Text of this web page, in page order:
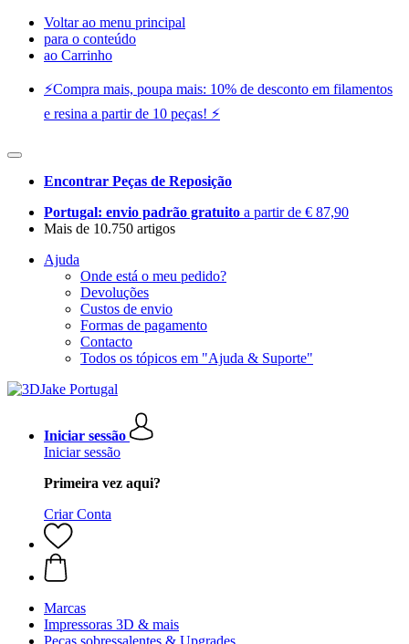
Voltar ao menu principal
para o conteúdo
ao Carrinho
⚡️Compra mais, poupa mais: 10% de desconto em filamentos
e resina a partir de 10 peças! ⚡️
Encontrar Peças de Reposição
Portugal: envio padrão gratuito a partir de € 87,90
Mais de 10.750 artigos
Ajuda
Onde está o meu pedido?
Devoluções
Custos de envio
Formas de pagamento
Contacto
Todos os tópicos em "Ajuda & Suporte"
Iniciar sessão
Iniciar sessão
Primeira vez aqui?
Criar Conta
Marcas
Impressoras 3D & mais
Peças sobressalentes & Upgrades